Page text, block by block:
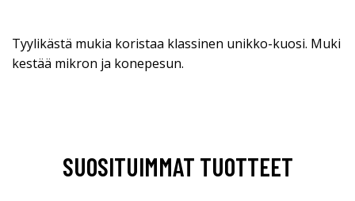
Tyylikästä mukia koristaa klassinen unikko-kuosi. Muki
kestää mikron ja konepesun.
SUOSITUIMMAT TUOTTEET